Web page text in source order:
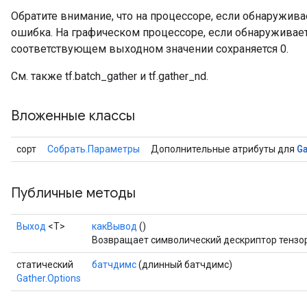
Обратите внимание, что на процессоре, если
ошибка. На графическом процессоре, если
соответствующем выходном значении сохраняется 0.
См. также tf.batch_gather и tf.gather_nd.
Вложенные классы
сорт Собрать.Параметры Дополнительные атрибуты для
Публичные методы
Выход <Т> какВывод ()
Возвращает символический дескриптор
статический
Gather.Options
батчдимс(длинный батчдимс)